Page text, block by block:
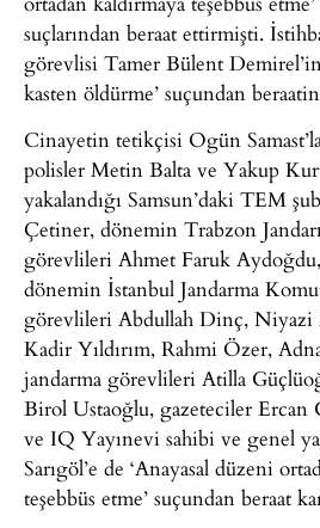
suçlarından beraat ettirmişti.
görevlisi Tamer Bülent Demirel’in
kasten öldürme’ suçundan
Cinayetin tetikçisi Ogün
polisler Metin Balta ve Yakup
yakalandığı Samsun’daki TEM
Çetiner, dönemin Trabzon
görevlileri Ahmet Faruk
dönemin İstanbul Jandarma
görevlileri Abdullah Dinç, Niyazi
Kadir Yıldırım, Rahmi Özer,
jandarma görevlileri Atilla
Birol Ustaoğlu, gazeteciler
ve IQ Yayınevi sahibi ve genel
Sarıgöl’e de ‘Anayasal düzeni
teşebbüs etme’ suçundan beraat